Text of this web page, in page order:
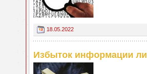
18.05.2022
Избыток информации